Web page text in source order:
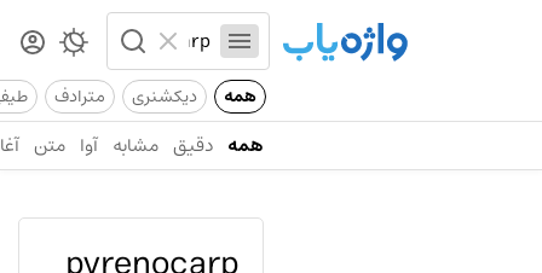
همه دیکشنری مترادف
همه دقیق مشابه آوا متن